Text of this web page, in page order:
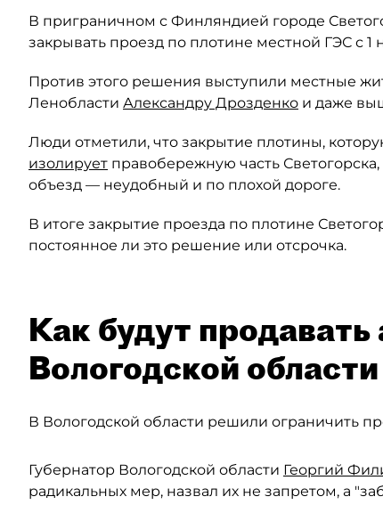
В приграничном с Финляндией городе
закрывать проезд по плотине местной ГЭС с 1
Против этого решения выступили местные
Ленобласти Александру Дрозденко и даже
Люди отметили, что закрытие плотины,
изолирует правобережную часть
объезд — неудобный и по плохой дороге.
В итоге закрытие проезда по плотине
постоянное ли это решение или отсрочка.
Как будут продавать
Вологодской области
В Вологодской области решили ограничить
Губернатор Вологодской области Георгий
радикальных мер, назвал их не запретом, а